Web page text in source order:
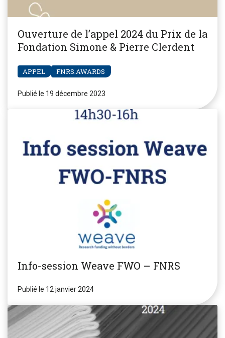
Ouverture de l’appel 2024 du Prix de la
Fondation Simone & Pierre Clerdent
APPEL FNRS.AWARDS
Publié le 19 décembre 2023
Info-session Weave FWO – FNRS
Publié le 12 janvier 2024